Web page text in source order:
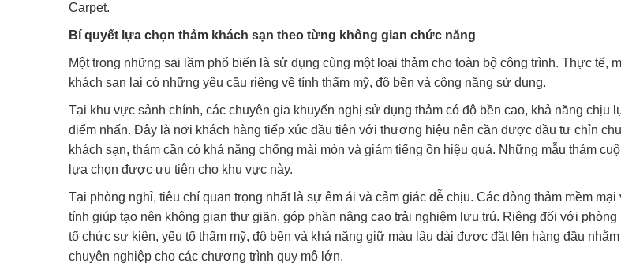
Carpet.
Bí quyết lựa chọn thảm khách sạn theo từng không gian chức năng
Một trong những sai lầm phổ biến là sử dụng cùng một loại thảm cho toàn bộ công trình. Thực tế,
khách sạn lại có những yêu cầu riêng về tính thẩm mỹ, độ bền và công năng sử dụng.
Tại khu vực sảnh chính, các chuyên gia khuyến nghị sử dụng thảm có độ bền cao, khả năng chịu
điểm nhấn. Đây là nơi khách hàng tiếp xúc đầu tiên với thương hiệu nên cần được đầu tư chỉn
khách sạn, thảm cần có khả năng chống mài mòn và giảm tiếng ồn hiệu quả. Những mẫu thảm
lựa chọn được ưu tiên cho khu vực này.
Tại phòng nghỉ, tiêu chí quan trọng nhất là sự êm ái và cảm giác dễ chịu. Các dòng thảm mềm mại
tính giúp tạo nên không gian thư giãn, góp phần nâng cao trải nghiệm lưu trú. Riêng đối với
tổ chức sự kiện, yếu tố thẩm mỹ, độ bền và khả năng giữ màu lâu dài được đặt lên hàng đầu
chuyên nghiệp cho các chương trình quy mô lớn.